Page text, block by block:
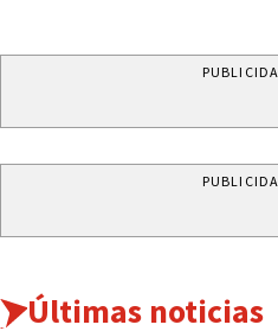
Últimas noticias